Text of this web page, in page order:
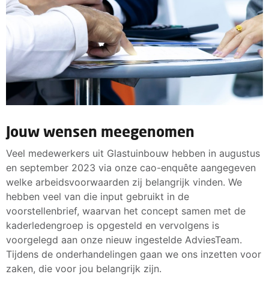
Jouw wensen meegenomen
Veel medewerkers uit Glastuinbouw hebben in augustus
en september 2023 via onze cao-enquête aangegeven
welke arbeidsvoorwaarden zij belangrijk vinden. We
hebben veel van die input gebruikt in de
voorstellenbrief, waarvan het concept samen met de
kaderledengroep is opgesteld en vervolgens is
voorgelegd aan onze nieuw ingestelde AdviesTeam.
Tijdens de onderhandelingen gaan we ons inzetten voor
zaken, die voor jou belangrijk zijn.